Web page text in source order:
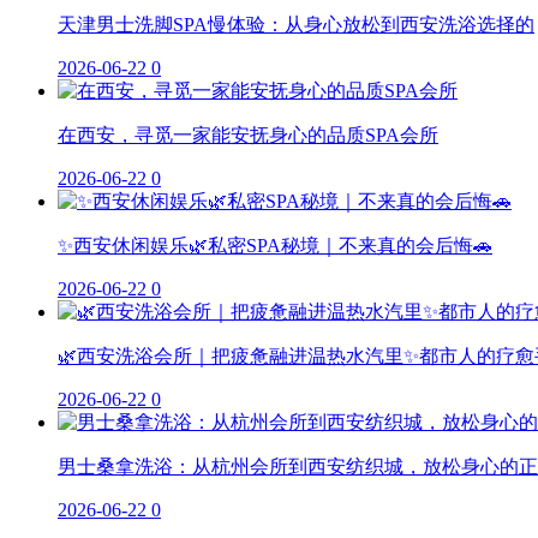
天津男士洗脚SPA慢体验：从身心放松到西安洗浴选择的
2026-06-22 0
在西安，寻觅一家能安抚身心的品质SPA会所
2026-06-22 0
✨西安休闲娱乐🌿私密SPA秘境｜不来真的会后悔🚗
2026-06-22 0
🌿西安洗浴会所｜把疲惫融进温热水汽里✨都市人的疗愈
2026-06-22 0
男士桑拿洗浴：从杭州会所到西安纺织城，放松身心的
2026-06-22 0